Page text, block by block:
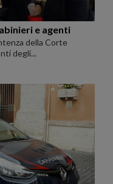
e agenti
della Corte
degli...